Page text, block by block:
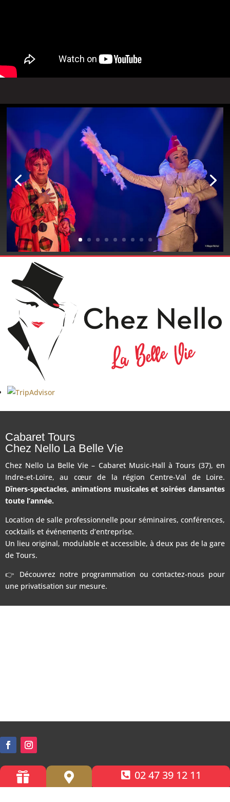
Cabaret Tours
Chez Nello La Belle Vie
Chez Nello La Belle Vie – Cabaret Music-Hall à Tours (37), en
Indre-et-Loire, au cœur de la région Centre-Val de Loire.
Dîners-spectacles, animations musicales et soirées dansantes
toute l’année.
Location de salle professionnelle pour séminaires, conférences,
cocktails et événements d’entreprise.
Un lieu original, modulable et accessible, à deux pas de la gare
de Tours.
👉 Découvrez notre programmation ou contactez-nous pour
une privatisation sur mesure.
Accessibilité PMR
  02 47 39 12 11